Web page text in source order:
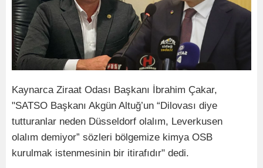
Kaynarca Ziraat Odası Başkanı İbrahim Çakar,
"SATSO Başkanı Akgün Altuğ’un “Dilovası diye
tutturanlar neden Düsseldorf olalım, Leverkusen
olalım demiyor” sözleri bölgemize kimya OSB
kurulmak istenmesinin bir itirafıdır" dedi.